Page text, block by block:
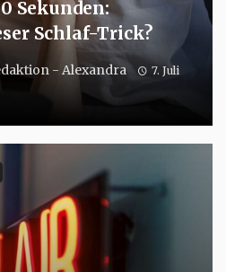
Sekunden:
Schlaf-Trick?
- Alexandra
7. Juli